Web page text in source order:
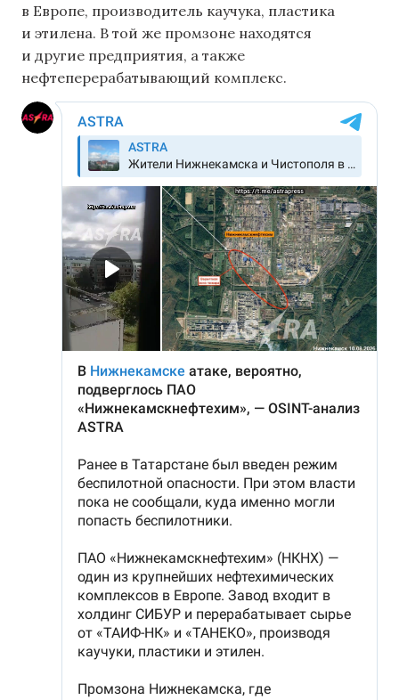
в Европе, производитель каучука, пластика
и этилена. В той же промзоне находятся
и другие предприятия, а также
нефтеперерабатывающий комплекс.